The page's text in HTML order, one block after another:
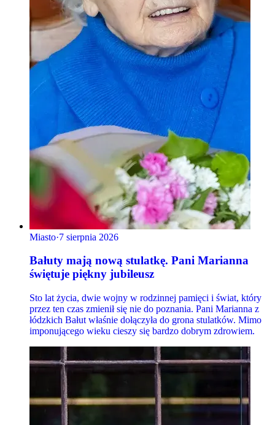
Miasto·7 sierpnia 2026
Bałuty mają nową stulatkę. Pani Marianna
świętuje piękny jubileusz
Sto lat życia, dwie wojny w rodzinnej pamięci i świat, który
przez ten czas zmienił się nie do poznania. Pani Marianna z
łódzkich Bałut właśnie dołączyła do grona stulatków. Mimo
imponującego wieku cieszy się bardzo dobrym zdrowiem.